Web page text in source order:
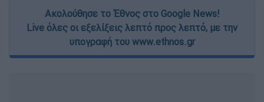
Ακολούθησε το Έθνος στο Google News!
Live όλες οι εξελίξεις λεπτό προς λεπτό, με την
υπογραφή του www.ethnos.gr